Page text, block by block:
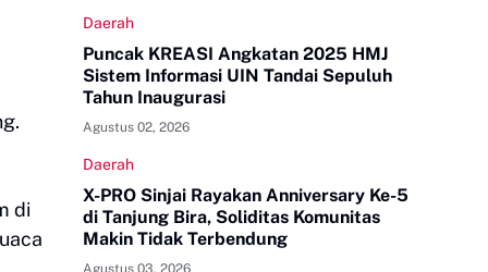
di
Daerah
Puncak KREASI Angkatan 2025 HMJ
Sistem Informasi UIN Tandai Sepuluh
Tahun Inaugurasi
Agustus 02, 2026
Daerah
X-PRO Sinjai Rayakan Anniversary Ke-5
di Tanjung Bira, Soliditas Komunitas
Makin Tidak Terbendung
Agustus 03, 2026